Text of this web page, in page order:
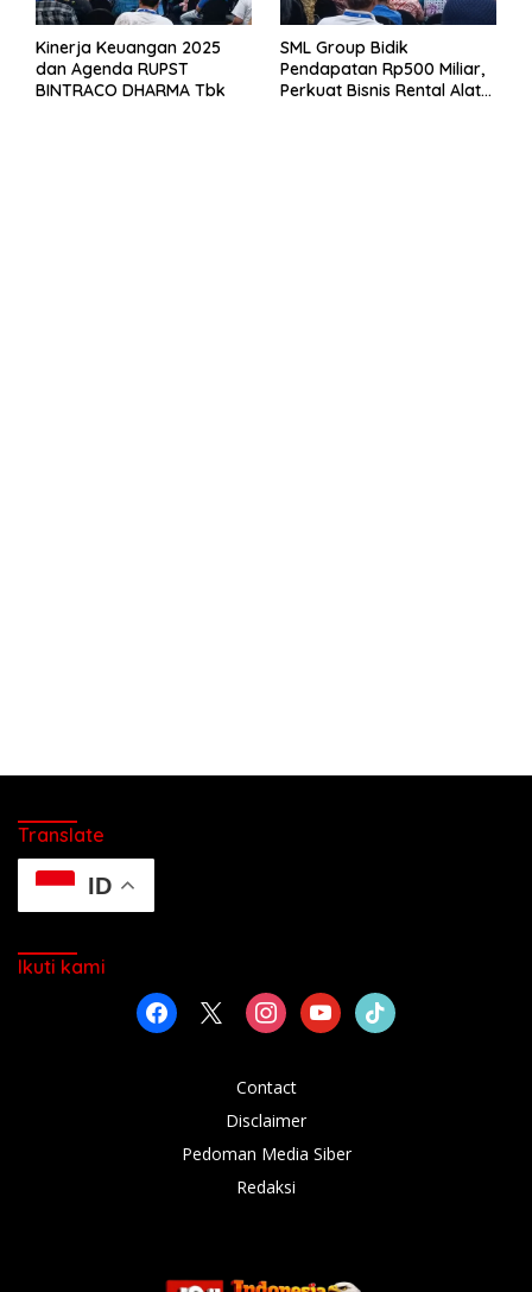
Kinerja Keuangan 2025
dan Agenda RUPST
BINTRACO DHARMA Tbk
SML Group Bidik
Pendapatan Rp500 Miliar,
Perkuat Bisnis Rental Alat
Translate
ID
Ikuti kami
facebook instagramyoutubetiktok
Contact
Disclaimer
Pedoman Media Siber
Redaksi